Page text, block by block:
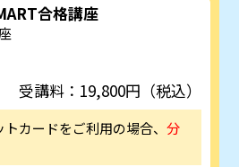
合格講座
受講料：19,800円（税込）
トカードをご利用の場合、分